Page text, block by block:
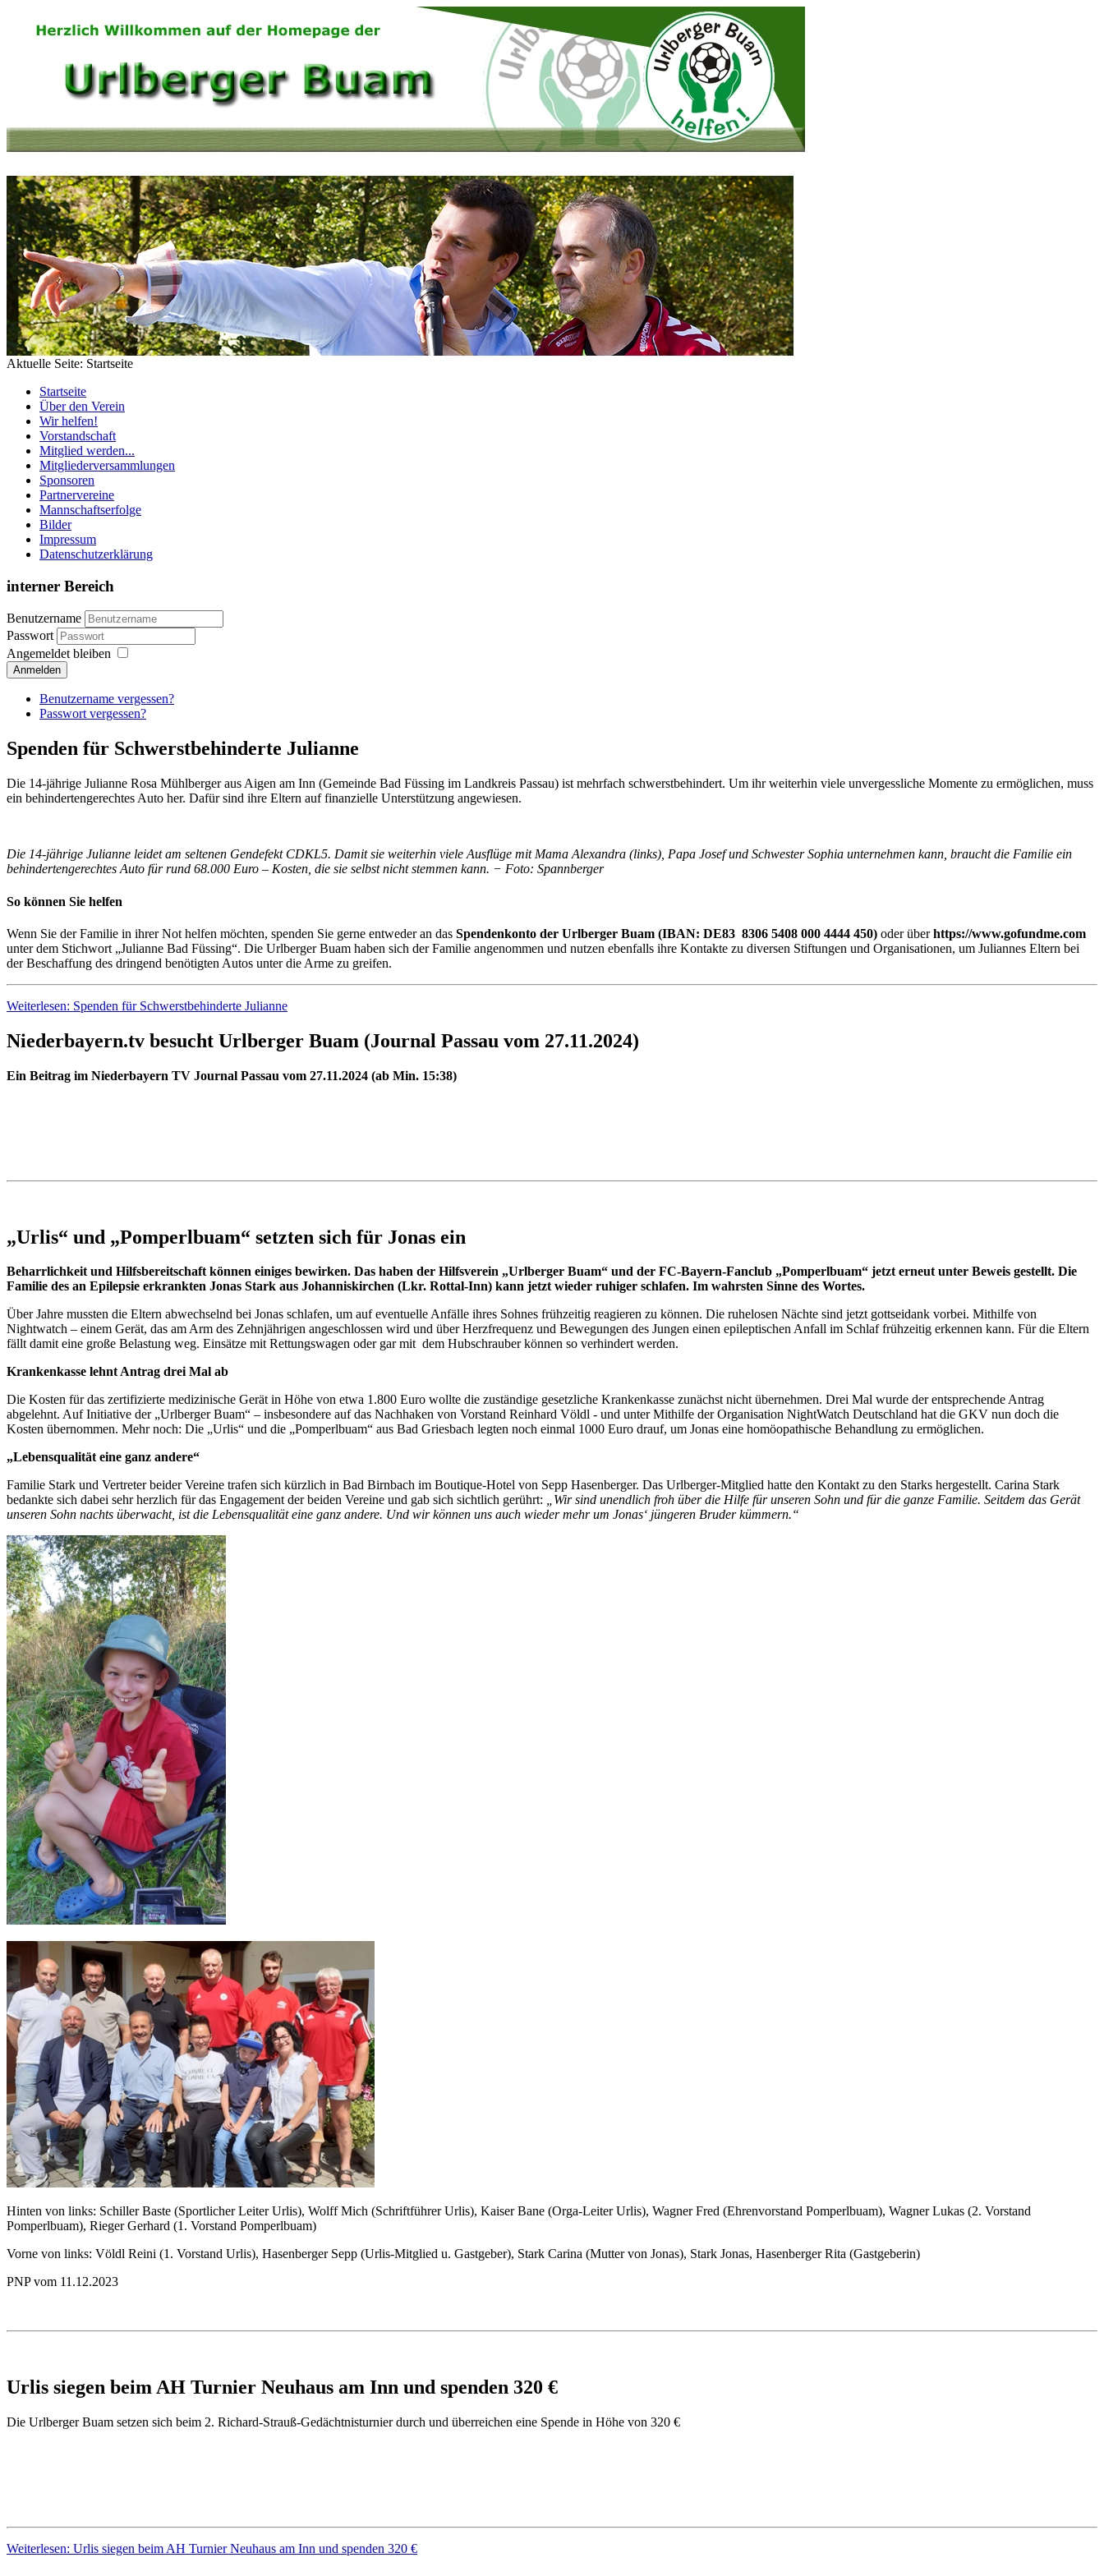
Aktuelle Seite: Startseite
Startseite
Über den Verein
Wir helfen!
Vorstandschaft
Mitglied werden...
Mitgliederversammlungen
Sponsoren
Partnervereine
Mannschaftserfolge
Bilder
Impressum
Datenschutzerklärung
interner Bereich
Benutzername
Passwort
Angemeldet bleiben
Anmelden
Benutzername vergessen?
Passwort vergessen?
Spenden für Schwerstbehinderte Julianne
Die 14-jährige Julianne Rosa Mühlberger aus Aigen am Inn (Gemeinde Bad Füssing im Landkreis Passau) ist mehrfach schwerstbehindert. Um ihr weiterhin viele unvergessliche Momente zu ermöglichen, muss
ein behindertengerechtes Auto her. Dafür sind ihre Eltern auf finanzielle Unterstützung angewiesen.
Die 14-jährige Julianne leidet am seltenen Gendefekt CDKL5. Damit sie weiterhin viele Ausflüge mit Mama Alexandra (links), Papa Josef und Schwester Sophia unternehmen kann, braucht die Familie ein
behindertengerechtes Auto für rund 68.000 Euro – Kosten, die sie selbst nicht stemmen kann. − Foto: Spannberger
So können Sie helfen
Wenn Sie der Familie in ihrer Not helfen möchten, spenden Sie gerne entweder an das Spendenkonto der Urlberger Buam (IBAN: DE83 8306 5408 000 4444 450) oder überhttps://www.gofundme.com
unter dem Stichwort „Julianne Bad Füssing“. Die Urlberger Buam haben sich der Familie angenommen und nutzen ebenfalls ihre Kontakte zu diversen Stiftungen und Organisationen, um Juliannes Eltern bei
der Beschaffung des dringend benötigten Autos unter die Arme zu greifen.
Weiterlesen: Spenden für Schwerstbehinderte Julianne
Niederbayern.tv besucht Urlberger Buam (Journal Passau vom 27.11.2024)
Ein Beitrag im Niederbayern TV Journal Passau vom 27.11.2024 (ab Min. 15:38)
„Urlis“ und „Pomperlbuam“ setzten sich für Jonas ein
Beharrlichkeit und Hilfsbereitschaft können einiges bewirken. Das haben der Hilfsverein „Urlberger Buam“ und der FC-Bayern-Fanclub „Pomperlbuam“ jetzt erneut unter Beweis gestellt. Die
Familie des an Epilepsie erkrankten Jonas Stark aus Johanniskirchen (Lkr. Rottal-Inn) kann jetzt wieder ruhiger schlafen. Im wahrsten Sinne des Wortes.
Über Jahre mussten die Eltern abwechselnd bei Jonas schlafen, um auf eventuelle Anfälle ihres Sohnes frühzeitig reagieren zu können. Die ruhelosen Nächte sind jetzt gottseidank vorbei. Mithilfe von
Nightwatch – einem Gerät, das am Arm des Zehnjährigen angeschlossen wird und über Herzfrequenz und Bewegungen des Jungen einen epileptischen Anfall im Schlaf frühzeitig erkennen kann. Für die Eltern
fällt damit eine große Belastung weg. Einsätze mit Rettungswagen oder gar mit dem Hubschrauber können so verhindert werden.
Krankenkasse lehnt Antrag drei Mal ab
Die Kosten für das zertifizierte medizinische Gerät in Höhe von etwa 1.800 Euro wollte die zuständige gesetzliche Krankenkasse zunächst nicht übernehmen. Drei Mal wurde der entsprechende Antrag
abgelehnt. Auf Initiative der „Urlberger Buam“ – insbesondere auf das Nachhaken von Vorstand Reinhard Völdl - und unter Mithilfe der Organisation NightWatch Deutschland hat die GKV nun doch die
Kosten übernommen. Mehr noch: Die „Urlis“ und die „Pomperlbuam“ aus Bad Griesbach legten noch einmal 1000 Euro drauf, um Jonas eine homöopathische Behandlung zu ermöglichen.
„Lebensqualität eine ganz andere“
Familie Stark und Vertreter beider Vereine trafen sich kürzlich in Bad Birnbach im Boutique-Hotel von Sepp Hasenberger. Das Urlberger-Mitglied hatte den Kontakt zu den Starks hergestellt. Carina Stark
bedankte sich dabei sehr herzlich für das Engagement der beiden Vereine und gab sich sichtlich gerührt: „Wir sind unendlich froh über die Hilfe für unseren Sohn und für die ganze Familie. Seitdem das Gerät
unseren Sohn nachts überwacht, ist die Lebensqualität eine ganz andere. Und wir können uns auch wieder mehr um Jonas‘ jüngeren Bruder kümmern.“
Hinten von links: Schiller Baste (Sportlicher Leiter Urlis), Wolff Mich (Schriftführer Urlis), Kaiser Bane (Orga-Leiter Urlis), Wagner Fred (Ehrenvorstand Pomperlbuam), Wagner Lukas (2. Vorstand
Pomperlbuam), Rieger Gerhard (1. Vorstand Pomperlbuam)
Vorne von links: Völdl Reini (1. Vorstand Urlis), Hasenberger Sepp (Urlis-Mitglied u. Gastgeber), Stark Carina (Mutter von Jonas), Stark Jonas, Hasenberger Rita (Gastgeberin)
PNP vom 11.12.2023
Urlis siegen beim AH Turnier Neuhaus am Inn und spenden 320 €
Die Urlberger Buam setzen sich beim 2. Richard-Strauß-Gedächtnisturnier durch und überreichen eine Spende in Höhe von 320 €
Weiterlesen: Urlis siegen beim AH Turnier Neuhaus am Inn und spenden 320 €